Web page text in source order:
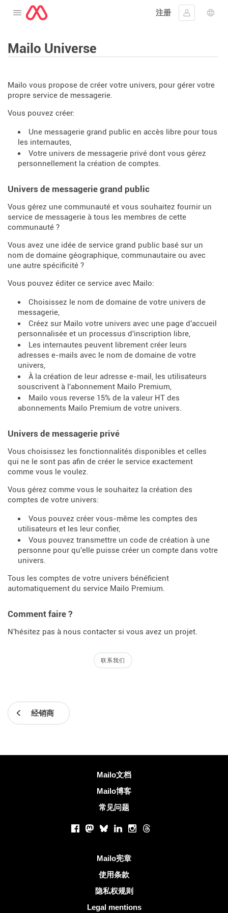
打开菜单
注册
登入 语言
Mailo Universe
Mailo vous propose de créer votre univers, pour gérer votre
propre service de messagerie.
Vous pouvez créer:
Une messagerie grand public en accès libre pour tous
les internautes,
Votre univers de messagerie privé dont vous gérez
personnellement la création de comptes.
Univers de messagerie grand public
Vous gérez une communauté et vous souhaitez fournir un
service de messagerie à tous les membres de cette
communauté ?
Vous avez une idée de service grand public basé sur un
nom de domaine géographique, communautaire ou avec
une autre spécificité ?
Vous pouvez éditer ce service avec Mailo:
Choisissez le nom de domaine de votre univers de
messagerie,
Créez sur Mailo votre univers avec une page d'accueil
personnalisée et un processus d'inscription libre,
Les internautes peuvent librement créer leurs
adresses e-mails avec le nom de domaine de votre
univers,
À la création de leur adresse e-mail, les utilisateurs
souscrivent à l'abonnement Mailo Premium,
Mailo vous reverse 15% de la valeur HT des
abonnements Mailo Premium de votre univers.
Univers de messagerie privé
Vous choisissez les fonctionnalités disponibles et celles
qui ne le sont pas afin de créer le service exactement
comme vous le voulez.
Vous gérez comme vous le souhaitez la création des
comptes de votre univers:
Vous pouvez créer vous-même les comptes des
utilisateurs et les leur confier,
Vous pouvez transmettre un code de création à une
personne pour qu'elle puisse créer un compte dans votre
univers.
Tous les comptes de votre univers bénéficient
automatiquement du service Mailo Premium.
Comment faire ?
N'hésitez pas à nous contacter si vous avez un projet.
联系我们
经销商
Mailo文档
Mailo博客
常见问题
Facebook
Mastodon
BlueskyLinkedInInstagram
Threads
Mailo宪章
使用条款
隐私权规则
Legal mentions